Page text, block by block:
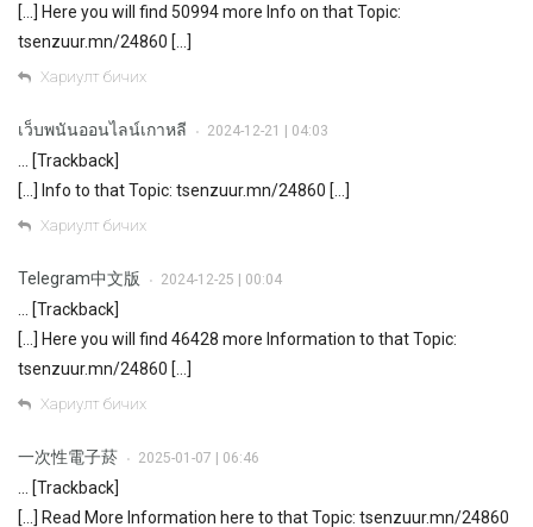
[…] Here you will find 50994 more Info on that Topic:
tsenzuur.mn/24860 […]
Хариулт бичих
เว็บพนันออนไลน์เกาหลี • 2024-12-21 | 04:03
… [Trackback]
[…] Info to that Topic: tsenzuur.mn/24860 […]
Хариулт бичих
Telegram中文版 • 2024-12-25 | 00:04
… [Trackback]
[…] Here you will find 46428 more Information to that Topic:
tsenzuur.mn/24860 […]
Хариулт бичих
一次性電子菸 • 2025-01-07 | 06:46
… [Trackback]
[…] Read More Information here to that Topic: tsenzuur.mn/24860